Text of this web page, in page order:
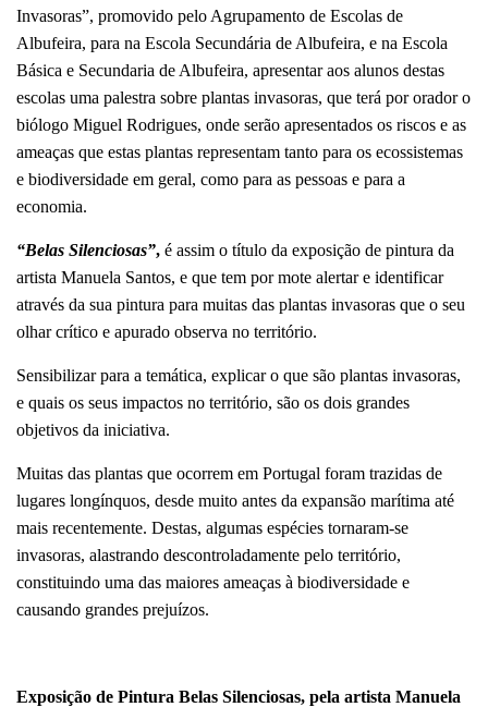
Invasoras”, promovido pelo Agrupamento de Escolas de
Albufeira, para na Escola Secundária de Albufeira, e na Escola
Básica e Secundaria de Albufeira, apresentar aos alunos destas
escolas uma palestra sobre plantas invasoras, que terá por orador o
biólogo Miguel Rodrigues, onde serão apresentados os riscos e as
ameaças que estas plantas representam tanto para os ecossistemas
e biodiversidade em geral, como para as pessoas e para a
economia.
“Belas Silenciosas”, é assim o título da exposição de pintura da
artista Manuela Santos, e que tem por mote alertar e identificar
através da sua pintura para muitas das plantas invasoras que o seu
olhar crítico e apurado observa no território.
Sensibilizar para a temática, explicar o que são plantas invasoras,
e quais os seus impactos no território, são os dois grandes
objetivos da iniciativa.
Muitas das plantas que ocorrem em Portugal foram trazidas de
lugares longínquos, desde muito antes da expansão marítima até
mais recentemente. Destas, algumas espécies tornaram-se
invasoras, alastrando descontroladamente pelo território,
constituindo uma das maiores ameaças à biodiversidade e
causando grandes prejuízos.
Exposição de Pintura Belas Silenciosas, pela artista Manuela